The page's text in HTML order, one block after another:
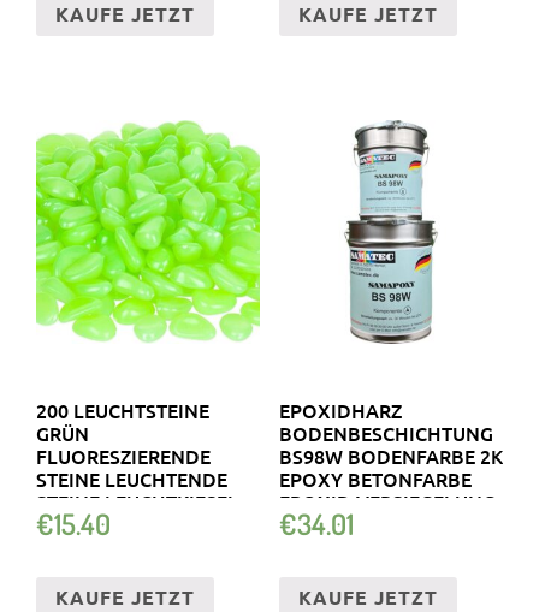
KAUFE JETZT KAUFE JETZT
200 LEUCHTSTEINE
GRÜN
FLUORESZIERENDE
STEINE LEUCHTENDE
STEINE LEUCHTKIESEL
€15.40
KAUFE JETZT
EPOXIDHARZ
BODENBESCHICHTUNG
BS98W BODENFARBE 2K
EPOXY BETONFARBE
EPOXID VERSIEGELUNG
€34.01
KAUFE JETZT